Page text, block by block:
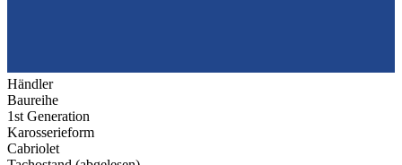
Händler
Baureihe
1st Generation
Karosserieform
Cabriolet